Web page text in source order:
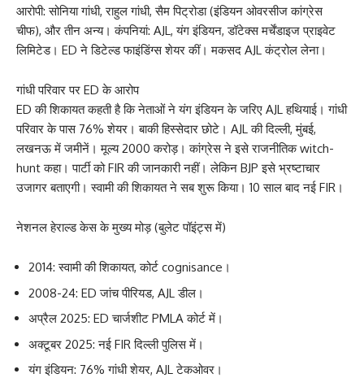
आरोपी: सोनिया गांधी, राहुल गांधी, सैम पिट्रोडा (इंडियन ओवरसीज कांग्रेस
चीफ), और तीन अन्य। कंपनियां: AJL, यंग इंडियन, डॉटेक्स मर्चेंडाइज प्राइवेट
लिमिटेड। ED ने डिटेल्ड फाइंडिंग्स शेयर कीं। मकसद AJL कंट्रोल लेना।
गांधी परिवार पर ED के आरोप
ED की शिकायत कहती है कि नेताओं ने यंग इंडियन के जरिए AJL हथियाई। गांधी
परिवार के पास 76% शेयर। बाकी हिस्सेदार छोटे। AJL की दिल्ली, मुंबई,
लखनऊ में जमीनें। मूल्य 2000 करोड़। कांग्रेस ने इसे राजनीतिक witch-
hunt कहा। पार्टी को FIR की जानकारी नहीं। लेकिन BJP इसे भ्रष्टाचार
उजागर बताएगी। स्वामी की शिकायत ने सब शुरू किया। 10 साल बाद नई FIR।
नेशनल हेराल्ड केस के मुख्य मोड़ (बुलेट पॉइंट्स में)
2014: स्वामी की शिकायत, कोर्ट cognisance।
2008-24: ED जांच पीरियड, AJL डील।
अप्रैल 2025: ED चार्जशीट PMLA कोर्ट में।
अक्टूबर 2025: नई FIR दिल्ली पुलिस में।
यंग इंडियन: 76% गांधी शेयर, AJL टेकओवर।